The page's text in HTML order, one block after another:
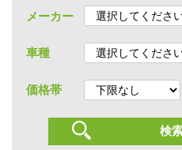
メーカー
車種
価格帯